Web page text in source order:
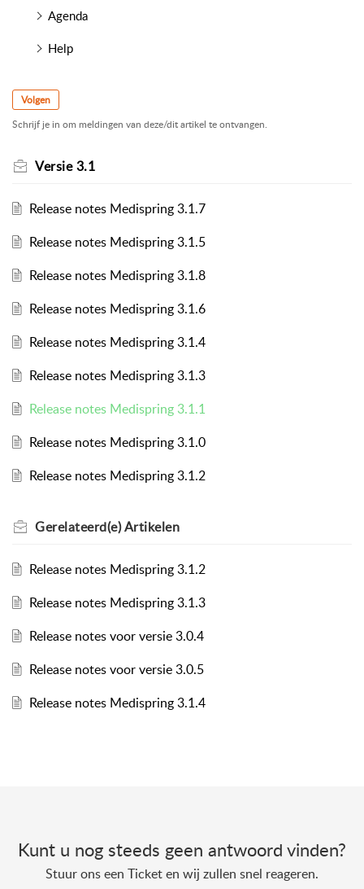
Agenda
Help
Volgen
Schrijf je in om meldingen van deze/dit artikel te ontvangen.
Versie 3.1
Release notes Medispring 3.1.7
Release notes Medispring 3.1.5
Release notes Medispring 3.1.8
Release notes Medispring 3.1.6
Release notes Medispring 3.1.4
Release notes Medispring 3.1.3
Release notes Medispring 3.1.1
Release notes Medispring 3.1.0
Release notes Medispring 3.1.2
Gerelateerd(e)Artikelen
Release notes Medispring 3.1.2
Release notes Medispring 3.1.3
Release notes voor versie 3.0.4
Release notes voor versie 3.0.5
Release notes Medispring 3.1.4
Kunt u nog steeds geen antwoord vinden?
Stuur ons een Ticket en wij zullen snel reageren.